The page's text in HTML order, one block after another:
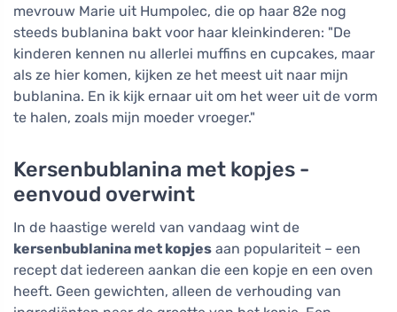
mevrouw Marie uit Humpolec, die op haar 82e nog
steeds bublanina bakt voor haar kleinkinderen: "De
kinderen kennen nu allerlei muffins en cupcakes, maar
als ze hier komen, kijken ze het meest uit naar mijn
bublanina. En ik kijk ernaar uit om het weer uit de vorm
te halen, zoals mijn moeder vroeger."
Kersenbublanina met kopjes -
eenvoud overwint
In de haastige wereld van vandaag wint de
kersenbublanina met kopjes aan populariteit – een
recept dat iedereen aankan die een kopje en een oven
heeft. Geen gewichten, alleen de verhouding van